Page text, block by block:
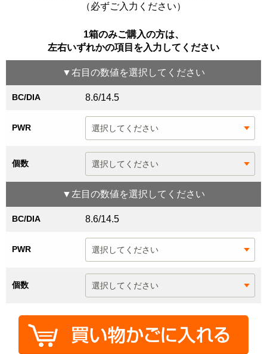
（必ずご入力ください）
1箱のみご購入の方は、
左右いずれかの項目を入力してください
▼右目 の数値を選択してください
BC/DIA 8.6/14.5
PWR
個数
▼ 左目 の数値を選択してください
BC/DIA 8.6/14.5
PWR
個数